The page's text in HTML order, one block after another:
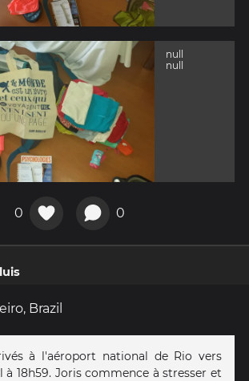
null
null
0 0
Brazil
à l'aéroport national de Rio vers
à 18h59. Joris commence à stresser et